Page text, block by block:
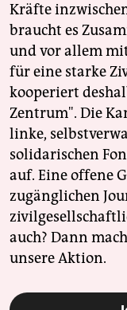
Kräfte
braucht es
und vor allem
für eine starke
kooperiert
Zentrum". Die
linke,
solidarischen
auf. Eine offene
zugänglichen
auch? Dann
unsere Aktion.